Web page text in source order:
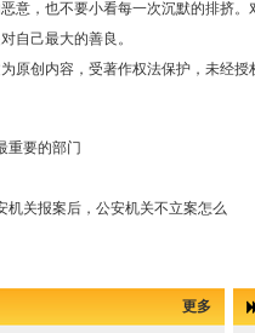
意，也不要小看每一次沉默的排挤
自己最大的善良。
原创内容，受著作权法保护，未经
重要的部门
机关报案后，公安机关不立案怎么
更多